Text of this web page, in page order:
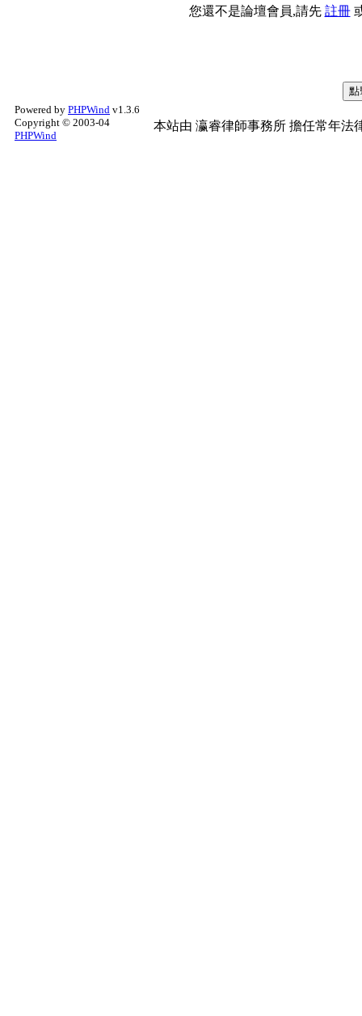
您還不是論壇會員,請先 註冊
Powered by PHPWind v1.3.6
Copyright © 2003-04
PHPWind
本站由 瀛睿律師事務所 擔任常年法